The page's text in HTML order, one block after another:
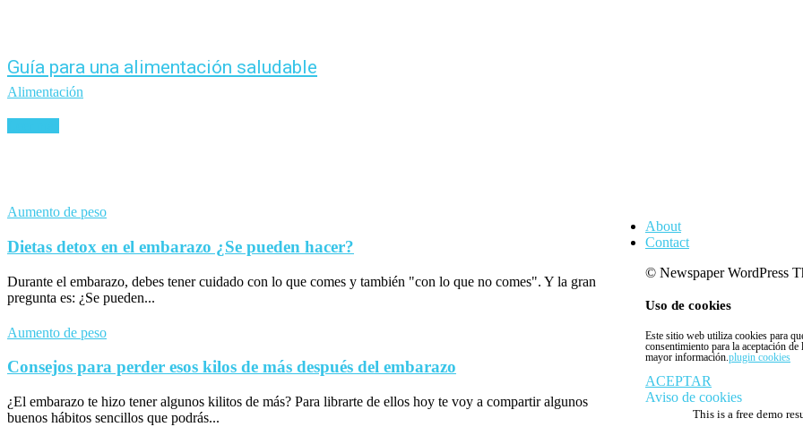
Guía para una alimentación saludable
Alimentación
Aumento de peso
Dietas detox en el embarazo ¿Se pueden hacer?
Durante el embarazo, debes tener cuidado con lo que comes y también "con lo que no comes". Y la gran
pregunta es: ¿Se pueden...
Aumento de peso
Consejos para perder esos kilos de más después del embarazo
¿El embarazo te hizo tener algunos kilitos de más? Para librarte de ellos hoy te voy a compartir algunos
buenos hábitos sencillos que podrás...
About
Contact
© Newspaper WordPress
Uso de cookies
Este sitio web utiliza cookies para
consentimiento para la aceptación
mayor información.plugin cookies
ACEPTAR
Aviso de cookies
This is a free demo